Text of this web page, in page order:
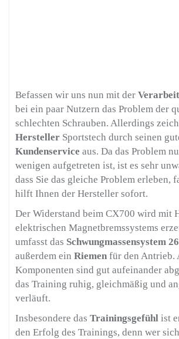
Befassen wir uns nun mit der
bei ein paar Nutzern das Problem der
schlechten Schrauben. Allerdings
Hersteller Sportstech durch seinen
Kundenservice aus. Da das Problem
wenigen aufgetreten ist, ist es sehr
dass Sie das gleiche Problem erleben,
hilft Ihnen der Hersteller sofort.
Der Widerstand beim CX700 wird mit
elektrischen Magnetbremssystems
umfasst das Schwungmassensystem
außerdem ein Riemen für den Antrieb.
Komponenten sind gut aufeinander
das Training ruhig, gleichmäßig und
verläuft.
Insbesondere das Trainingsgefühl ist
den Erfolg des Trainings, denn wer